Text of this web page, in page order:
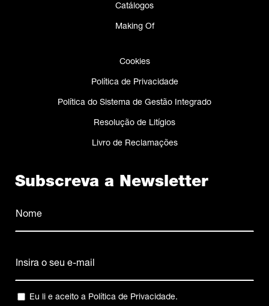
Catálogos
Making Of
Cookies
Política de Privacidade
Política do Sistema de Gestão Integrado
Resolução de Litígios
Livro de Reclamações
Subscreva a Newsletter
Privacidade
Eu li e aceito a Política de Privacidade.